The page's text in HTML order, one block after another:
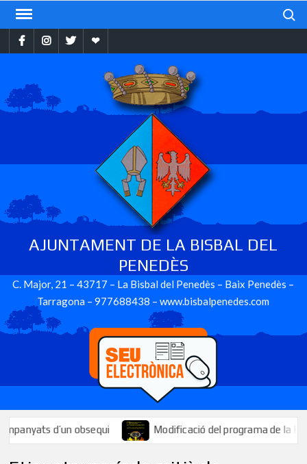
Skip
contentFacebookInstragram
TwitterEbando
AJUNTAMENT DE LA BISBAL DEL
PENEDÈS
C. Major, 21 – 43717 – La Bisbal del Penedès – Baix Penedès –
Tarragona – 977688438 – www.bisbalpenedes.com
d’un obsequi Modificació del programa de la Festa